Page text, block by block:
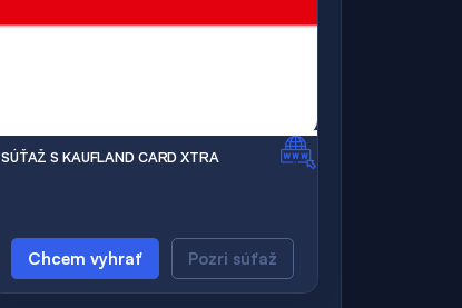
SÚŤAŽ S KAUFLAND CARD XTRA
Chcem vyhrať Pozri súťaž